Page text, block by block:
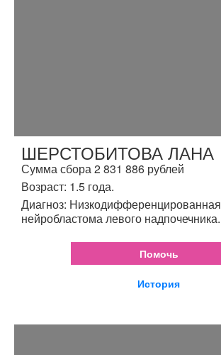
ШЕРСТОБИТОВА ЛАНА
Сумма сбора 2 831 886 рублей
Возраст: 1.5 года.
Диагноз: Низкодифференцированная
нейробластома левого надпочечника.
Помочь
История